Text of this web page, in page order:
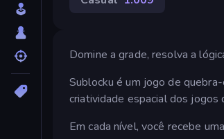
Domine a grade, resolva a
Sublocku é um jogo de
criatividade espacial dos jogos
Em cada nível, você recebe